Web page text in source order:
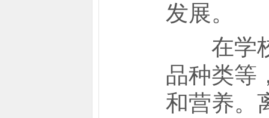
发展。
在学校
品种类等
和营养。